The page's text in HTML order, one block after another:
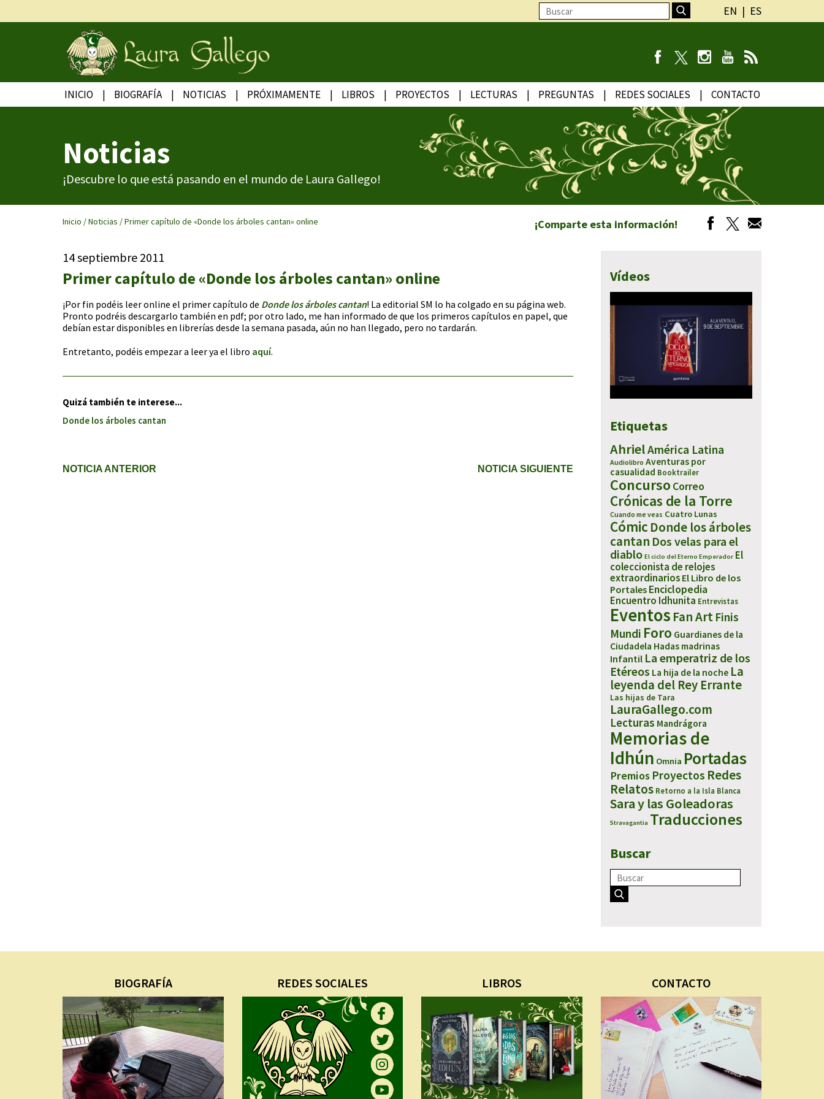
EN ES
INICIO BIOGRAFÍA NOTICIAS PRÓXIMAMENTE LIBROS PROYECTOS LECTURAS PREGUNTAS REDES SOCIALES CONTACTO
Noticias
¡Descubre lo que está pasando en el mundo de Laura Gallego!
Inicio /Noticias /Primer capítulo de «Donde los árboles cantan» online ¡Comparte esta información!
14 septiembre 2011
Primer capítulo de «Donde los árboles cantan» online
¡Por fin podéis leer online el primer capítulo de Donde los árboles cantan! La editorial SM lo ha colgado en su página web.
Pronto podréis descargarlo también en pdf; por otro lado, me han informado de que los primeros capítulos en papel, que
debían estar disponibles en librerías desde la semana pasada, aún no han llegado, pero no tardarán.
Entretanto, podéis empezar a leer ya el libro aquí.
Quizá también te interese...
Donde los árboles cantan
NOTICIA ANTERIOR NOTICIA SIGUIENTE
Vídeos
Etiquetas
AhrielAmérica Latina
Audiolibro Aventuras por
casualidad Booktrailer
Concurso Correo
Crónicas de la Torre
Cuando me veas Cuatro Lunas
Cómic Donde los árboles
cantan Dos velas para el
diablo El ciclo del Eterno Emperador El
coleccionista de relojes
extraordinarios El Libro de los
Portales Enciclopedia
Encuentro Idhunita Entrevistas
Eventos Fan Art Finis
Mundi Foro Guardianes de la
Ciudadela Hadas madrinas
Infantil La emperatriz de los
Etéreos La hija de la noche La
leyenda del Rey Errante
Las hijas de Tara
LauraGallego.com
Lecturas Mandrágora
Memorias de
Idhún Omnia Portadas
Premios Proyectos Redes
Relatos Retorno a la Isla Blanca
Sara y las Goleadoras
Stravagantia Traducciones
Buscar
BIOGRAFÍA REDES SOCIALES LIBROS CONTACTO